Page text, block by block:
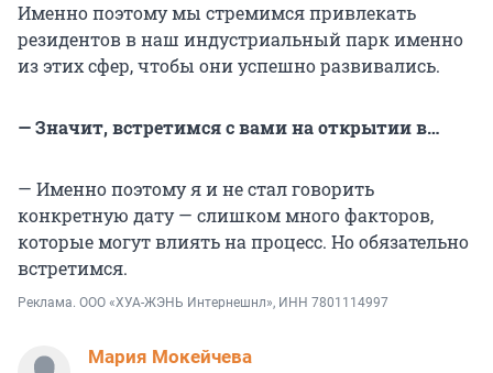
Именно поэтому мы стремимся привлекать
резидентов в наш индустриальный парк именно
из этих сфер, чтобы они успешно развивались.
— Значит, встретимся с вами на открытии в…
— Именно поэтому я и не стал говорить
конкретную дату — слишком много факторов,
которые могут влиять на процесс. Но обязательно
встретимся.
Реклама. ООО «ХУА-ЖЭНЬ Интернешнл», ИНН 7801114997
Мария Мокейчева